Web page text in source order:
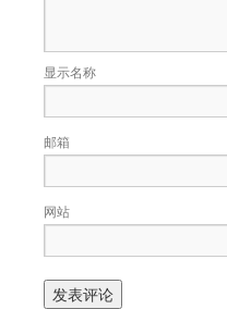
显示名称
邮箱
网站